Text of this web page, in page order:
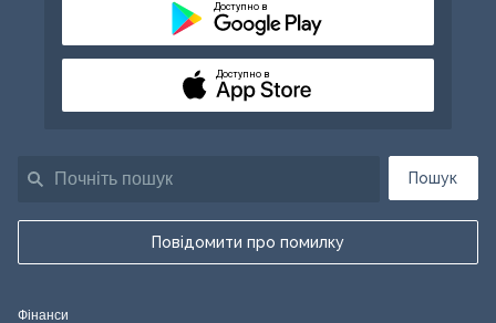
Пошук
Повідомити про помилку
Доступно в
Доступно в
Фінанси